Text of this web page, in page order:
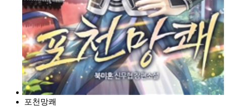
포천망쾌